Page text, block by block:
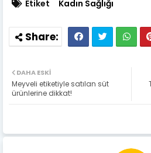
Etiket Kadın Sağlığı
DAHA ESKI
Meyveli etiketiyle satılan süt
ürünlerine dikkat!